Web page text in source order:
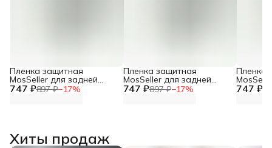
747 ₽897 ₽−17%
Пленка защитная
MosSeller для задней
панели для Honor X9c 747 ₽897 ₽−17%
Пленка защитная
MosSeller для задней
панели для Honor X9b 747 ₽
Пленка
панели
Хиты продаж